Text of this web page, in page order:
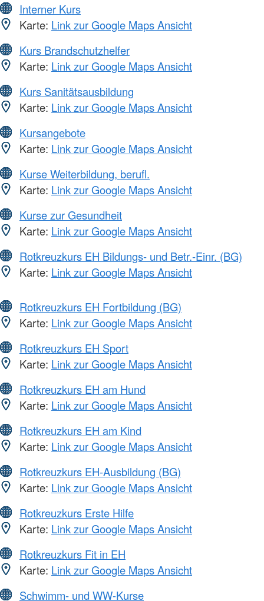
Interner Kurs
Karte: Link zur Google Maps Ansicht
Kurs Brandschutzhelfer
Karte: Link zur Google Maps Ansicht
Kurs Sanitätsausbildung
Karte: Link zur Google Maps Ansicht
Kursangebote
Karte: Link zur Google Maps Ansicht
Kurse Weiterbildung, berufl.
Karte: Link zur Google Maps Ansicht
Kurse zur Gesundheit
Karte: Link zur Google Maps Ansicht
Rotkreuzkurs EH Bildungs- und Betr.-Einr. (BG)
Karte: Link zur Google Maps Ansicht
Rotkreuzkurs EH Fortbildung (BG)
Karte: Link zur Google Maps Ansicht
Rotkreuzkurs EH Sport
Karte: Link zur Google Maps Ansicht
Rotkreuzkurs EH am Hund
Karte: Link zur Google Maps Ansicht
Rotkreuzkurs EH am Kind
Karte: Link zur Google Maps Ansicht
Rotkreuzkurs EH-Ausbildung (BG)
Karte: Link zur Google Maps Ansicht
Rotkreuzkurs Erste Hilfe
Karte: Link zur Google Maps Ansicht
Rotkreuzkurs Fit in EH
Karte: Link zur Google Maps Ansicht
Schwimm- und WW-Kurse